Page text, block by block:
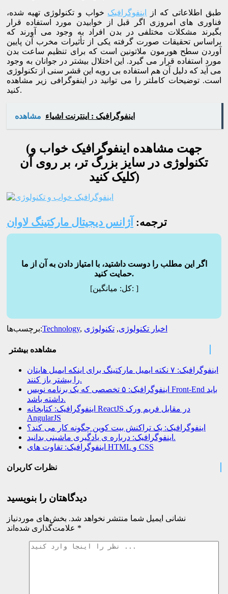
طبق اطلاعاتی که از اینفوگرافیک خواب و تکنولوژی تهیه شده،
فناوری های امروزی اگر قبل از خوابیدن مورد استفاده قرار
بگیرند مشکلات مختلفی در بدن افراد به وجود می آورند که
براساس تحقیقات صورت گرفته یکی از تأثیرات مخرب آن پایین
آوردن سطح هورمون ملاتونین است که برای تنظیم ساعت بدن
مورد استفاده قرار می گیرد. این اختلال بیشتر در جوانان به وجود
می آید که دلیل آن هم استفاده بی رویه این قشر سنی از تکنولوژی
است. توضیحات کاملتر را می توانید در اینفوگرافی زیر مشاهده
کنید.
مشاهده اینفوگرافیک : اینترنت اشیاء
(جهت مشاهده اینفوگرافیک خواب و
تکنولوژی در سایز بزرگ تر، بر روی آن
کلیک کنید)
ترجمه: آژانس دیجیتال مارکتینگ لاوان
اگر این مطلب را دوست داشتید، با امتیاز دادن به آن از ما
حمایت کنید.
[کل:میانگین: ]
برچسب‌ها:Technology, اخبار تکنولوژی, تکنولوژی
مشاهده بیشتر
اینفوگرافیک: ۷ نکته ایمیل مارکتینگ برای اینکه ایمیل هایتان
را بیشتر باز کنند.
اینفوگرافیک: ۵ تخصصی که یک برنامه نویس Front-End باید
داشته باشد.
اینفوگرافیک: کتابخانه ReactJS در مقابل فریم ورک
AngularJS
اینفوگرافیک: یک تراکنش بیت کوین چگونه کار می کند؟
اینفوگرافیک: درباره ی یادگیری ماشینی بدانید.
اینفوگرافیک: تفاوت های HTML و CSS
نظرات کاربران
دیدگاهتان را بنویسید
نشانی ایمیل شما منتشر نخواهد شد. بخش‌های موردنیاز
*